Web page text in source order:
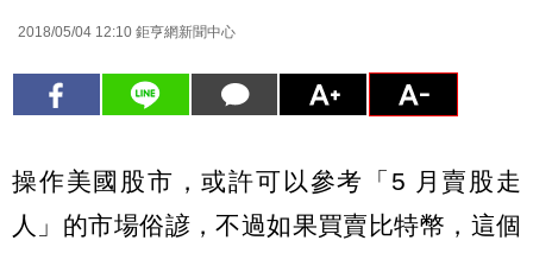
2018/05/04 12:10 鉅亨網新聞中心
操作美國股市，或許可以參考「5 月賣股走
人」的市場俗諺，不過如果買賣比特幣，這個